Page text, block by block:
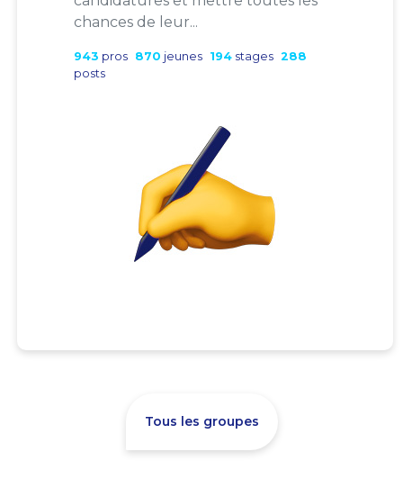
chances de leur...
943 pros 870 jeunes 194 stages 288
posts
Tous les groupes